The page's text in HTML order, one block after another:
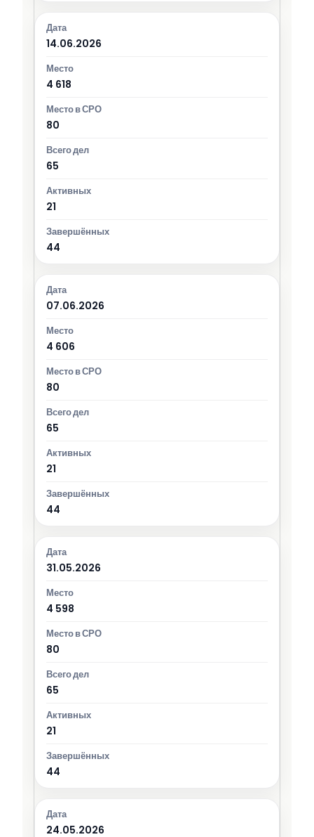
14.06.2026
4 618
80
65
21
44
07.06.2026
4 606
80
65
21
44
31.05.2026
4 598
80
65
21
44
24.05.2026